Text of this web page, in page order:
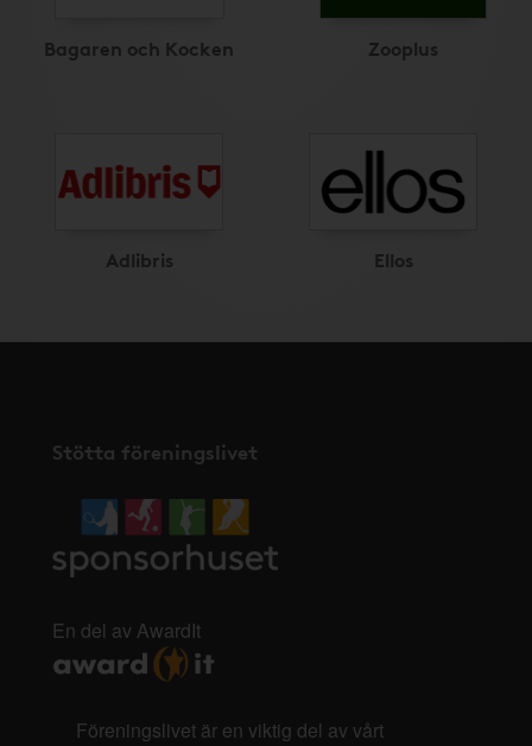
Bagaren och Kocken Zooplus
Adlibris Ellos
Stötta föreningslivet
En del av AwardIt
Föreningslivet är en viktig del av vårt